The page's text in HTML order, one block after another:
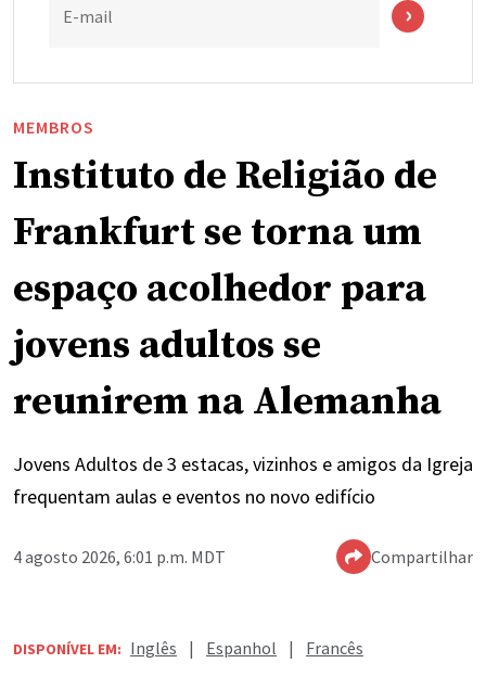
E-mail
MEMBROS
Instituto de Religião de
Frankfurt se torna um
espaço acolhedor para
jovens adultos se
reunirem na Alemanha
Jovens Adultos de 3 estacas, vizinhos e amigos da Igreja
frequentam aulas e eventos no novo edifício
4 agosto 2026, 6:01 p.m. MDT Compartilhar
DISPONÍVEL EM: Inglês | Espanhol | Francês